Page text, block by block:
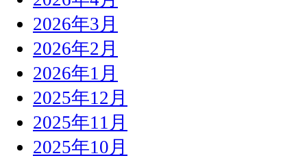
2026年3月
2026年2月
2026年1月
2025年12月
2025年11月
2025年10月